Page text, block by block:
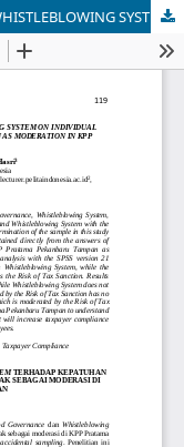
PENGARUH GOOD GOVERNANCE DAN WHISTLEBLOWING SYSTEM TERHADAP KEPATUHAN WAJIB PAJAK ORANG PRIBADI DENGAN RISIKO SANKSI PAJAK SEBAGAI MODERASI DI KPP PRATAMA PEKANBARU TAMPAN